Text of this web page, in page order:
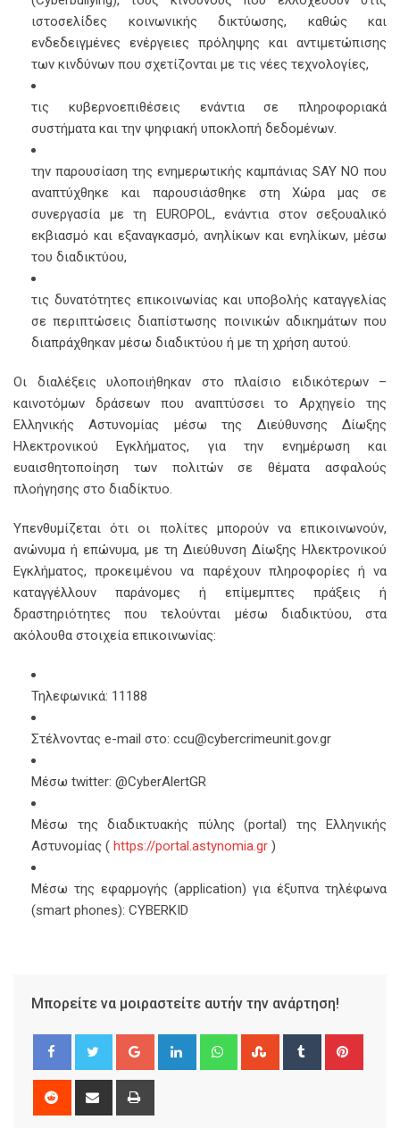
ιστοσελίδες κοινωνικής δικτύωσης, καθώς και
ενδεδειγμένες ενέργειες πρόληψης και αντιμετώπισης
των κινδύνων που σχετίζονται με τις νέες τεχνολογίες,
τις κυβερνοεπιθέσεις ενάντια σε πληροφοριακά
συστήματα και την ψηφιακή υποκλοπή δεδομένων.
την παρουσίαση της ενημερωτικής καμπάνιας SAY NO που
αναπτύχθηκε και παρουσιάσθηκε στη Χώρα μας σε
συνεργασία με τη EUROPOL, ενάντια στον σεξουαλικό
εκβιασμό και εξαναγκασμό, ανηλίκων και ενηλίκων, μέσω
του διαδικτύου,
τις δυνατότητες επικοινωνίας και υποβολής καταγγελίας
σε περιπτώσεις διαπίστωσης ποινικών αδικημάτων που
διαπράχθηκαν μέσω διαδικτύου ή με τη χρήση αυτού.
Οι διαλέξεις υλοποιήθηκαν στο πλαίσιο ειδικότερων –
καινοτόμων δράσεων που αναπτύσσει το Αρχηγείο της
Ελληνικής Αστυνομίας μέσω της Διεύθυνσης Δίωξης
Ηλεκτρονικού Εγκλήματος, για την ενημέρωση και
ευαισθητοποίηση των πολιτών σε θέματα ασφαλούς
πλοήγησης στο διαδίκτυο.
Υπενθυμίζεται ότι οι πολίτες μπορούν να επικοινωνούν,
ανώνυμα ή επώνυμα, με τη Διεύθυνση Δίωξης Ηλεκτρονικού
Εγκλήματος, προκειμένου να παρέχουν πληροφορίες ή να
καταγγέλλουν παράνομες ή επίμεμπτες πράξεις ή
δραστηριότητες που τελούνται μέσω διαδικτύου, στα
ακόλουθα στοιχεία επικοινωνίας:
Τηλεφωνικά: 11188
Στέλνοντας e-mail στο: ccu@cybercrimeunit.gov.gr
Μέσω twitter: @CyberAlertGR
Μέσω της διαδικτυακής πύλης (portal) της Ελληνικής
Αστυνομίας ( https://portal.astynomia.gr )
Μέσω της εφαρμογής (application) για έξυπνα τηλέφωνα
(smart phones): CYBERΚΙD
Μπορείτε να μοιραστείτε αυτήν την ανάρτηση!
Google+ LinkedIn WhatsappStumbleUpon
Tumblr
Reddit
Share